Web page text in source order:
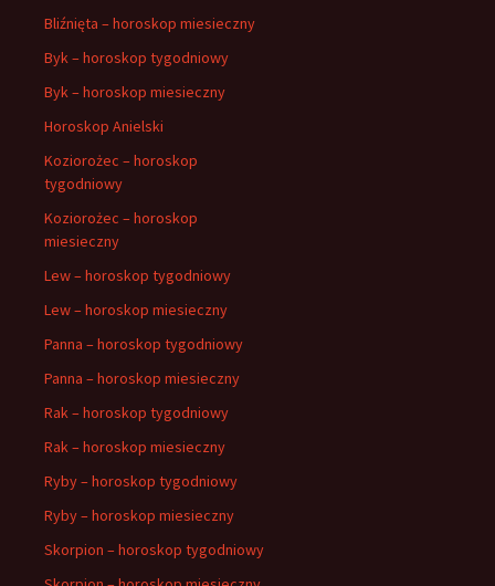
Bliźnięta – horoskop miesieczny
Byk – horoskop tygodniowy
Byk – horoskop miesieczny
Horoskop Anielski
Koziorożec – horoskop
tygodniowy
Koziorożec – horoskop
miesieczny
Lew – horoskop tygodniowy
Lew – horoskop miesieczny
Panna – horoskop tygodniowy
Panna – horoskop miesieczny
Rak – horoskop tygodniowy
Rak – horoskop miesieczny
Ryby – horoskop tygodniowy
Ryby – horoskop miesieczny
Skorpion – horoskop tygodniowy